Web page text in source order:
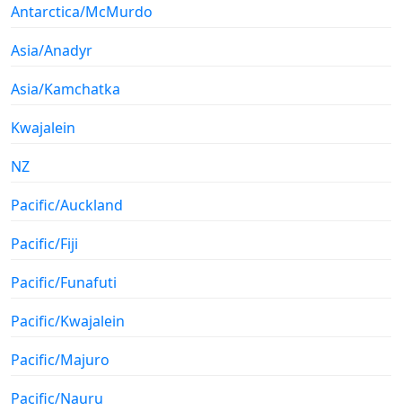
Antarctica/McMurdo
Asia/Anadyr
Asia/Kamchatka
Kwajalein
NZ
Pacific/Auckland
Pacific/Fiji
Pacific/Funafuti
Pacific/Kwajalein
Pacific/Majuro
Pacific/Nauru